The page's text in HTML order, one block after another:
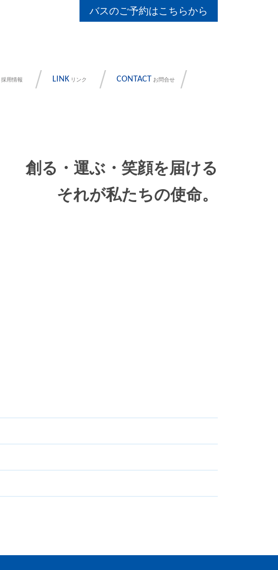
バスのご予約はこちらから
採用情報 LINKリンク CONTACT お問合せ
創る・運ぶ・笑顔を届ける
それが私たちの使命。